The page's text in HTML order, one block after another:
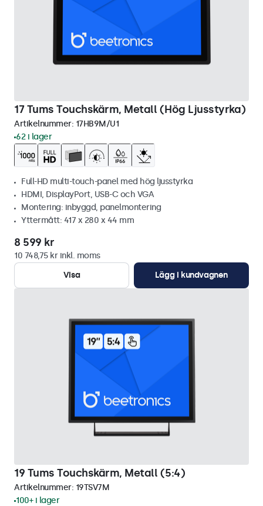
17 Tums Touchskärm, Metall (Hög Ljusstyrka)
Artikelnummer: 17HB9M/U1
62 i lager
Full-HD multi-touch-panel med hög ljusstyrka
HDMI, DisplayPort, USB-C och VGA
Montering: inbyggd, panelmontering
Yttermått: 417 x 280 x 44 mm
8 599 kr
10 748,75 kr inkl. moms
Visa
Lägg i kundvagnen
19 Tums Touchskärm, Metall (5:4)
Artikelnummer: 19TSV7M
100+ i lager